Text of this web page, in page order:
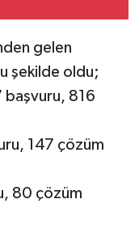
gelen
şekilde oldu;
816
147 çözüm
80 çözüm